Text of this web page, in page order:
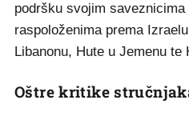
podršku svojim saveznicima
raspoloženima prema
Libanonu, Hute u Jemenu te
Oštre kritike